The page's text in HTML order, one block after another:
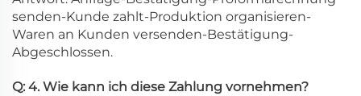
senden-Kunde zahlt-Produktion organisieren-
Waren an Kunden versenden-Bestätigung-
Abgeschlossen.
Q: 4. Wie kann ich diese Zahlung vornehmen?